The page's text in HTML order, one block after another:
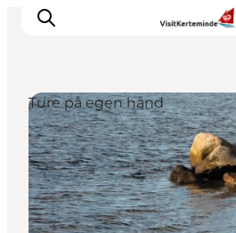
Oplevelser
Aktiviteter
Spis godt
Sov godt
Ture på egen hånd